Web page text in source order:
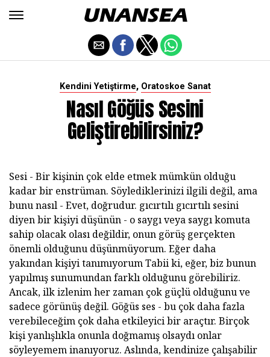
Kendini Yetiştirme, Oratoskoe Sanat
Nasıl Göğüs Sesini
Geliştirebilirsiniz?
Sesi - Bir kişinin çok elde etmek mümkün olduğu
kadar bir enstrüman. Söylediklerinizi ilgili değil, ama
bunu nasıl - Evet, doğrudur. gıcırtılı gıcırtılı sesini
diyen bir kişiyi düşünün - o saygı veya saygı komuta
sahip olacak olası değildir, onun görüş gerçekten
önemli olduğunu düşünmüyorum. Eğer daha
yakından kişiyi tanımıyorum Tabii ki, eğer, biz bunun
yapılmış sunumundan farklı olduğunu görebiliriz.
Ancak, ilk izlenim her zaman çok güçlü olduğunu ve
sadece görünüş değil. Göğüs ses - bu çok daha fazla
verebileceğim çok daha etkileyici bir araçtır. Birçok
kişi yanlışlıkla onunla doğmamış olsaydı onlar
söyleyemem inanıyoruz. Aslında, kendinize çalışabilir